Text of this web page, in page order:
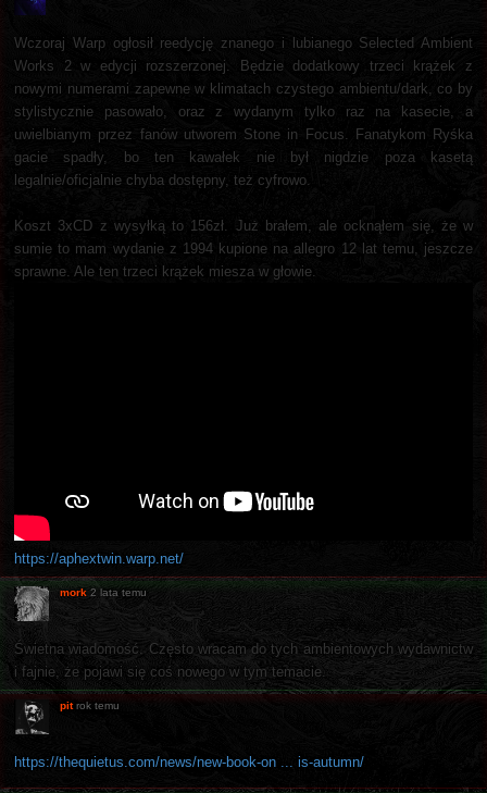
Wczoraj Warp ogłosił reedycję znanego i lubianego Selected Ambient
Works 2 w edycji rozszerzonej. Będzie dodatkowy trzeci krążek z
nowymi numerami zapewne w klimatach czystego ambientu/dark, co by
stylistycznie pasowało, oraz z wydanym tylko raz na kasecie, a
uwielbianym przez fanów utworem Stone in Focus. Fanatykom Ryśka
gacie spadły, bo ten kawałek nie był nigdzie poza kasetą
legalnie/oficjalnie chyba dostępny, też cyfrowo.
Koszt 3xCD z wysyłką to 156zł. Już brałem, ale ocknąłem się, że w
sumie to mam wydanie z 1994 kupione na allegro 12 lat temu, jeszcze
sprawne. Ale ten trzeci krążek miesza w głowie.
https://aphextwin.warp.net/
mork 2 lata temu
Świetna wiadomość. Często wracam do tych ambientowych wydawnictw
i fajnie, że pojawi się coś nowego w tym temacie.
pit rok temu
https://thequietus.com/news/new-book-on ... is-autumn/